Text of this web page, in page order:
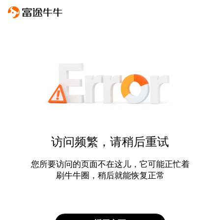
访问频繁，请稍后重试
您所要访问的页面不在这儿，它可能正忙着
刷牛牛圈，稍后就能恢复正常